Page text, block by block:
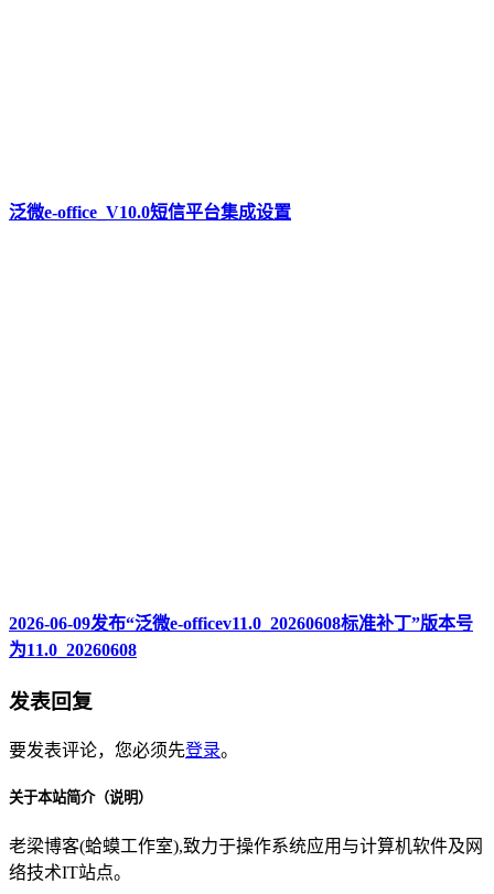
泛微e-office_V10.0短信平台集成设置
2026-06-09发布“泛微e-officev11.0_20260608标准补丁”版本号
为11.0_20260608
发表回复
要发表评论，您必须先登录。
关于本站简介（说明）
老梁博客(蛤蟆工作室),致力于操作系统应用与计算机软件及网
络技术IT站点。